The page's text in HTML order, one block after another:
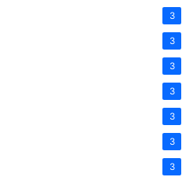
3
3
3
3
3
3
3